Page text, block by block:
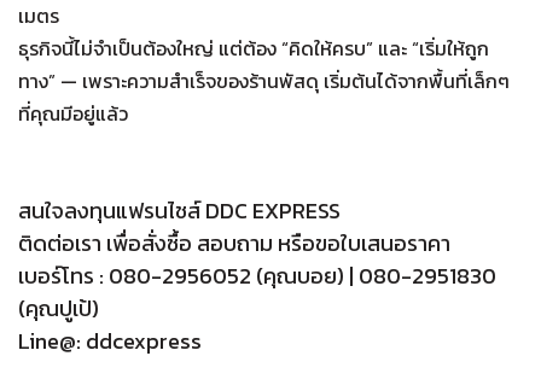
เมตร
ธุรกิจนี้ไม่จำเป็นต้องใหญ่ แต่ต้อง “คิดให้ครบ” และ “เริ่มให้ถูก
ทาง” — เพราะความสำเร็จของร้านพัสดุ เริ่มต้นได้จากพื้นที่เล็กๆ
ที่คุณมีอยู่แล้ว
สนใจลงทุนแฟรนไชส์ DDC EXPRESS
ติดต่อเรา เพื่อสั่งซื้อ สอบถาม หรือขอใบเสนอราคา
เบอร์โทร : 080-2956052 (คุณบอย) | 080-2951830
(คุณปูเป้)
Line@: ddcexpress